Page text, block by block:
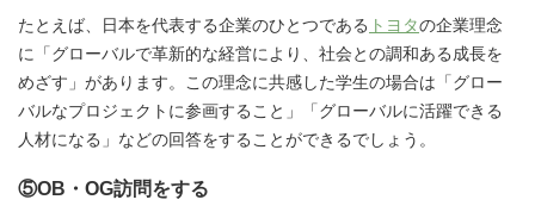
たとえば、日本を代表する企業のひとつである トヨタの企業理念
に「グローバルで革新的な経営により、社会との調和ある成長を
めざす」があります。この理念に共感した学生の場合は「グロー
バルなプロジェクトに参画すること」「グローバルに活躍できる
人材になる」などの回答をすることができるでしょう。
⑤OB・OG訪問をする